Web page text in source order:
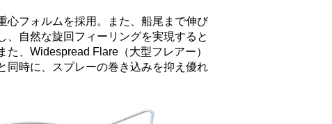
心フォルムを採用。また、船尾まで伸び
自然な旋回フィーリングを実現すると
、Widespread Flare（大型フレアー）
同時に、スプレーの巻き込みを抑え優れ